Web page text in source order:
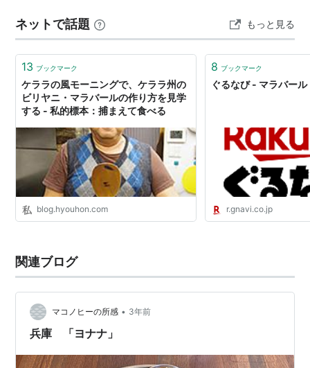
www.youtube.c…
ネットで話題 もっと見る
13 ブックマーク
ケララの風モーニングで、ケララ州の
ビリヤニ・マラバールの作り方を見学
する - 私的標本：捕まえて食べる
blog.hyouhon.com
8 ブックマーク
ぐるなび - マラバール
r.gnavi.co.jp
関連ブログ
マコノヒーの所感 • 3年前
兵庫 「ヨナナ」